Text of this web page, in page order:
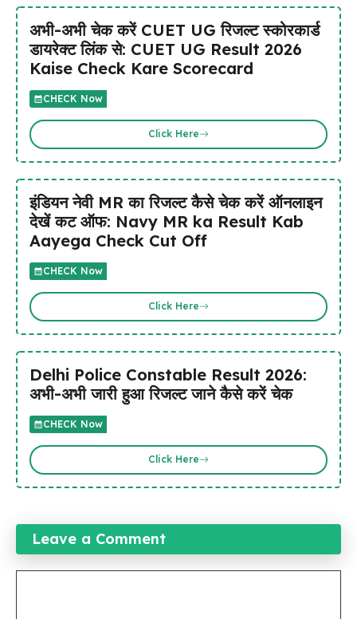
अभी-अभी चेक करें CUET UG रिजल्ट स्कोरकार्ड
डायरेक्ट लिंक से: CUET UG Result 2026
Kaise Check Kare Scorecard
CHECK Now
Click Here
इंडियन नेवी MR का रिजल्ट कैसे चेक करें ऑनलाइन
देखें कट ऑफ: Navy MR ka Result Kab
Aayega Check Cut Off
CHECK Now
Click Here
Delhi Police Constable Result 2026:
अभी-अभी जारी हुआ रिजल्ट जाने कैसे करें चेक
CHECK Now
Click Here
Leave a Comment